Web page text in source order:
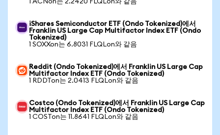
1 ACNon는 2.2420 FLQLon와 같음
iShares Semiconductor ETF (Ondo Tokenized)에서
Franklin US Large Cap Multifactor Index ETF (Ondo
Tokenized)
1 SOXXon는 6.8031 FLQLon와 같음
Reddit (Ondo Tokenized)에서 Franklin US Large Cap
Multifactor Index ETF (Ondo Tokenized)
1 RDDTon는 2.0413 FLQLon와 같음
Costco (Ondo Tokenized)에서 Franklin US Large Cap
Multifactor Index ETF (Ondo Tokenized)
1 COSTon는 11.8641 FLQLon와 같음